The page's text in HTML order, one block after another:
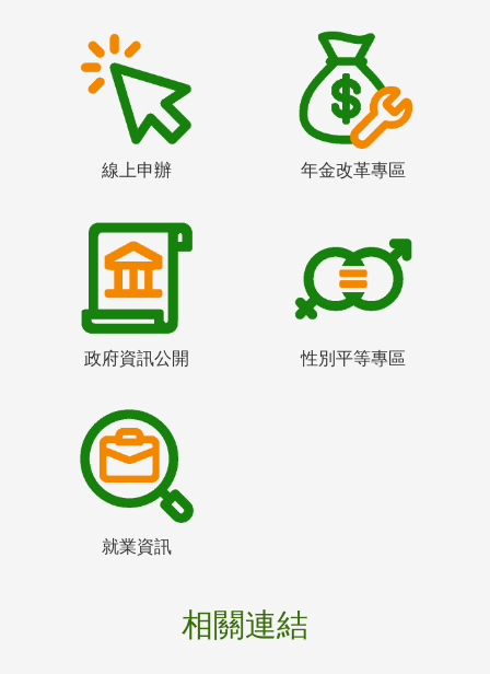
線上申辦 年金改革專區
政府資訊公開 性別平等專區
就業資訊
相關連結